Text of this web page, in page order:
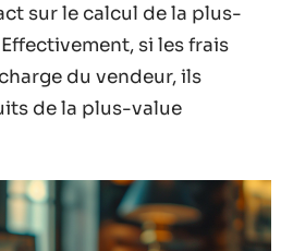
sur le calcul de la plus-
si les frais
du vendeur, ils
de la plus-value